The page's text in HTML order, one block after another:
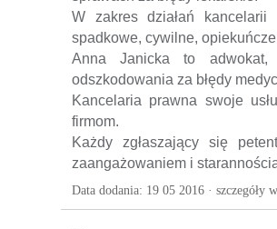
W zakres działań
spadkowe, cywilne,
Anna Janicka to
odszkodowania za błędy
Kancelaria prawna swoje
firmom.
Każdy zgłaszający się
zaangażowaniem i
Data dodania: 19 05 2016 · szczegóły